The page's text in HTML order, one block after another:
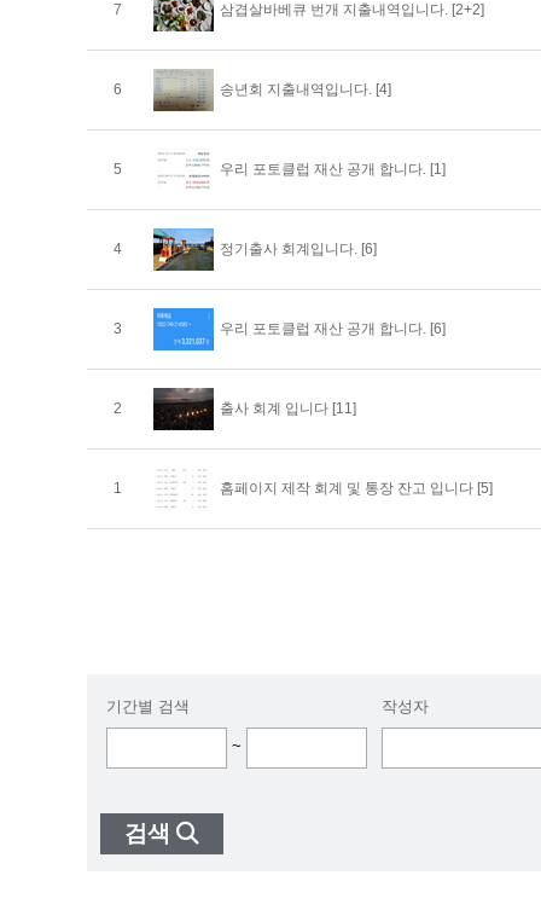
7 삼겹살바베큐 번개 지출내역입니다. [2+2]
6 송년회 지출내역입니다. [4]
5 우리 포토클럽 재산 공개 합니다. [1]
4 정기출사 회계입니다. [6]
3 우리 포토클럽 재산 공개 합니다. [6]
2 출사 회계 입니다 [11]
1 홈페이지 제작 회계 및 통장 잔고 입니다 [5]
기간별 검색
~
작성자
검색